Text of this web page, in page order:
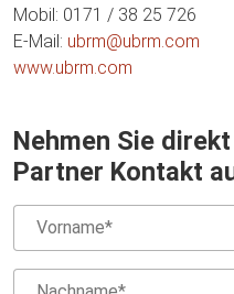
Mobil: 0171 / 38 25 726
E-Mail: ubrm@ubrm.com
www.ubrm.com
Nehmen Sie
Partner Kontakt